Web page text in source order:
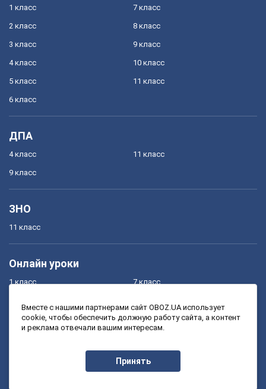
1 класс
2 класс
3 класс
4 класс
5 класс
6 класс
7 класс
8 класс
9 класс
10 класс
11 класс
ДПА
4 класс
9 класс
11 класс
ЗНО
11 класс
Онлайн уроки
1 класс
3 класс
7 класс
9 класс
Вместе с нашими партнерами сайт OBOZ.UA использует
cookie, чтобы обеспечить должную работу сайта, а контент
и реклама отвечали вашим интересам.
Принять